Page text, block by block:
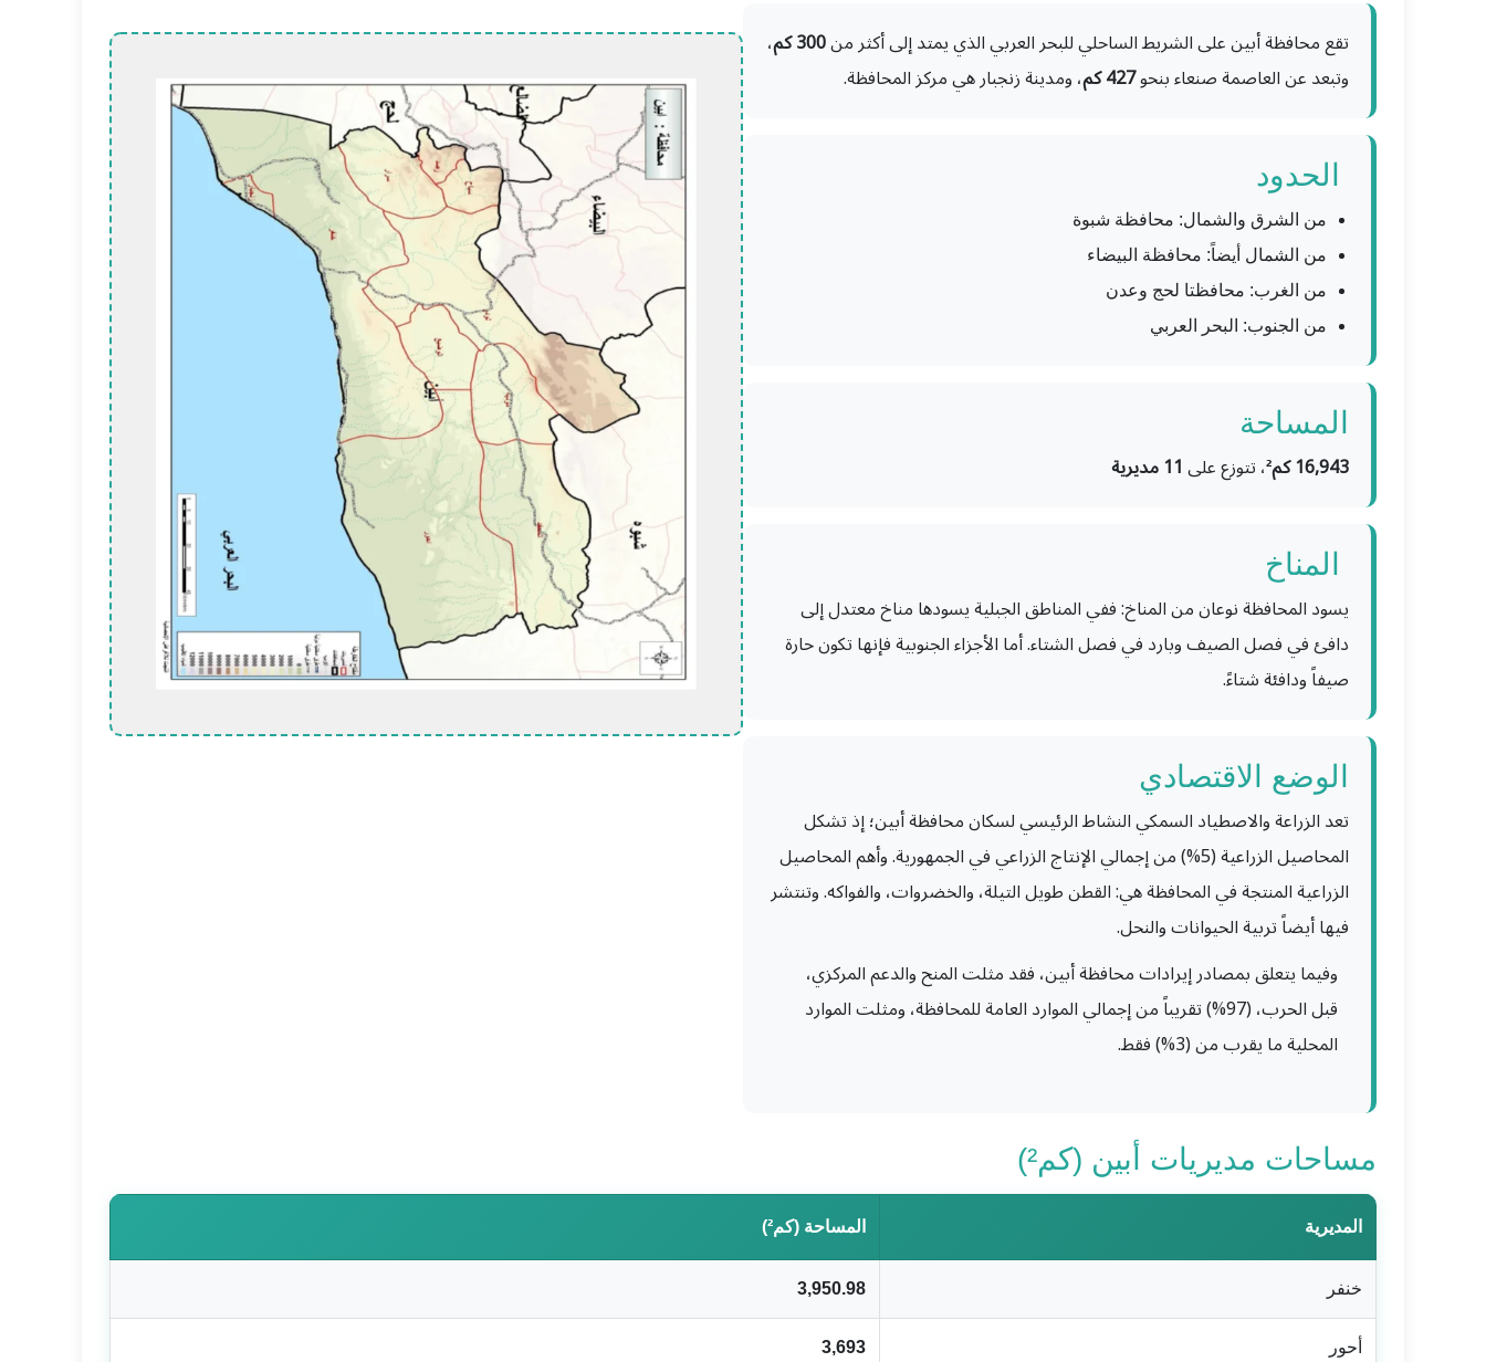
تقع محافظة أبين على الشريط الساحلي للبحر العربي الذي يمتد إلى أكثر من300 كم
،
وتبعد عن العاصمة صنعاء بنحو427 كم ، ومدينة زنجبار هي مركز المحافظة.
️ الحدود
من الشرق والشمال: محافظة شبوة
من الشمال أيضاً: محافظة البيضاء
من الغرب: محافظتا لحج وعدن
من الجنوب: البحر العربي
المساحة
16,943 كم² ، تتوزع على11 مديرية
️ المناخ
يسود المحافظة نوعان من المناخ: ففي المناطق الجبلية يسودها مناخ معتدل إلى
دافئ في فصل الصيف وبارد في فصل الشتاء. أما الأجزاء الجنوبية فإنها تكون حارة
صيفاً ودافئة شتاءً.
الوضع الاقتصادي
تعد الزراعة والاصطياد السمكي النشاط الرئيسي لسكان محافظة أبين؛ إذ تشكل
المحاصيل الزراعية (5%) من إجمالي الإنتاج الزراعي في الجمهورية. وأهم المحاصيل
الزراعية المنتجة في المحافظة هي: القطن طويل التيلة، والخضروات، والفواكه. وتنتشر
فيها أيضاً تربية الحيوانات والنحل.
وفيما يتعلق بمصادر إيرادات محافظة أبين، فقد مثلت المنح والدعم المركزي،
قبل الحرب، (97%) تقريباً من إجمالي الموارد العامة للمحافظة، ومثلت الموارد
المحلية ما يقرب من (3%) فقط.
مساحات مديريات أبين (كم²)
المديرية المساحة (كم²)
خنفر 3,950.98
أحور 3,693